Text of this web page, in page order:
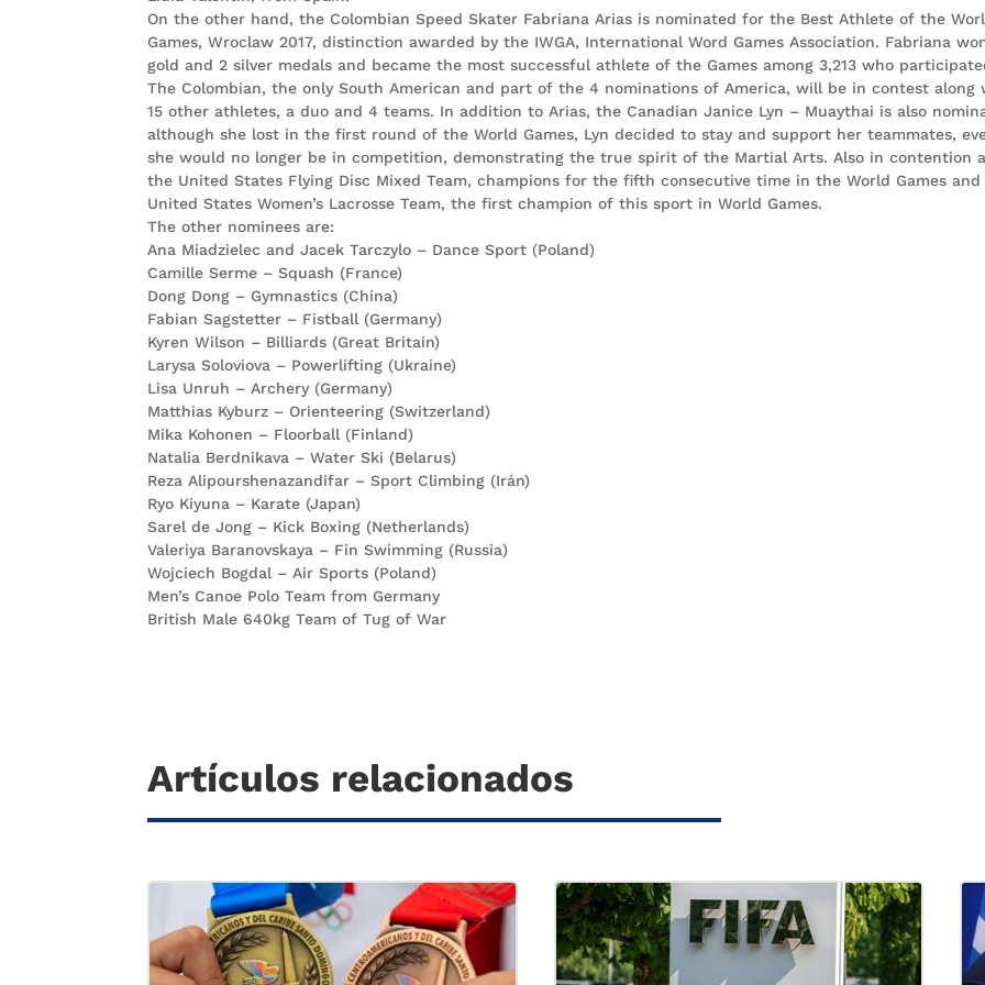
On the other hand, the Colombian Speed Skater Fabriana Arias is nominated for the Best Athlete of the
Games, Wroclaw 2017, distinction awarded by the IWGA, International Word Games Association. Fabriana
gold and 2 silver medals and became the most successful athlete of the Games among 3,213 who
The Colombian, the only South American and part of the 4 nominations of America, will be in contest along
15 other athletes, a duo and 4 teams. In addition to Arias, the Canadian Janice Lyn – Muaythai is also
although she lost in the first round of the World Games, Lyn decided to stay and support her teammates,
she would no longer be in competition, demonstrating the true spirit of the Martial Arts. Also in contention
the United States Flying Disc Mixed Team, champions for the fifth consecutive time in the World Games
United States Women’s Lacrosse Team, the first champion of this sport in World Games.
The other nominees are:
Ana Miadzielec and Jacek Tarczylo – Dance Sport (Poland)
Camille Serme – Squash (France)
Dong Dong – Gymnastics (China)
Fabian Sagstetter – Fistball (Germany)
Kyren Wilson – Billiards (Great Britain)
Larysa Soloviova – Powerlifting (Ukraine)
Lisa Unruh – Archery (Germany)
Matthias Kyburz – Orienteering (Switzerland)
Mika Kohonen – Floorball (Finland)
Natalia Berdnikava – Water Ski (Belarus)
Reza Alipourshenazandifar – Sport Climbing (Irán)
Ryo Kiyuna – Karate (Japan)
Sarel de Jong – Kick Boxing (Netherlands)
Valeriya Baranovskaya – Fin Swimming (Russia)
Wojciech Bogdal – Air Sports (Poland)
Men’s Canoe Polo Team from Germany
British Male 640kg Team of Tug of War
Artículos relacionados